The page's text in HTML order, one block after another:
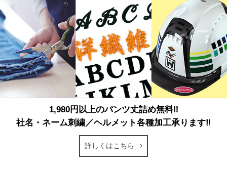
1,980円以上のパンツ丈詰め無料‼
社名・ネーム刺繍／ヘルメット各種加工承ります‼
詳しくはこちら